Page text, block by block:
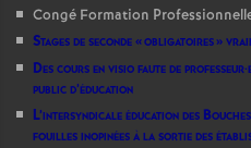
Congé Formation
Stages de seconde «obligatoires»
Des cours en visio faute de professeur·
public d’éducation
L’intersyndicale éducation des
fouilles inopinées à la sortie des